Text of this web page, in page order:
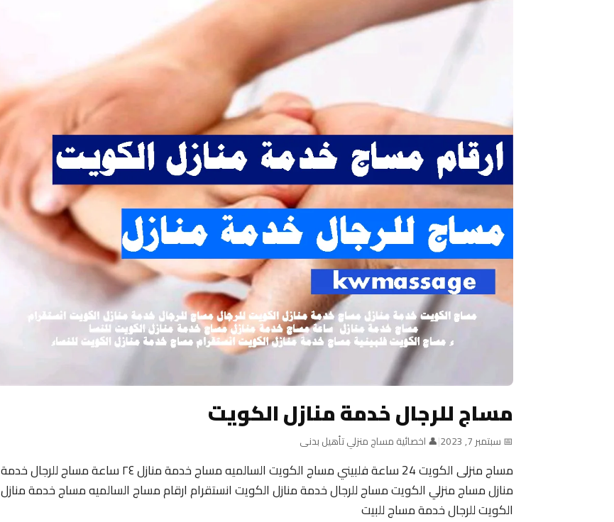
مساج للرجال خدمة منازل الكويت
📅 سبتمبر 7, 2023 |👤 اخصائية مساج منزلي تأهيل بدنى
مساج منزلى الكويت 24 ساعة فلبيني مساج الكويت السالميه مساج خدمة منازل ٢٤ ساعة مساج للرجال خدمة
منازل مساج منزلي الكويت مساج للرجال خدمة منازل الكويت انستقرام ارقام مساج السالميه مساج خدمة منازل
الكويت للرجال خدمة مساج للبيت